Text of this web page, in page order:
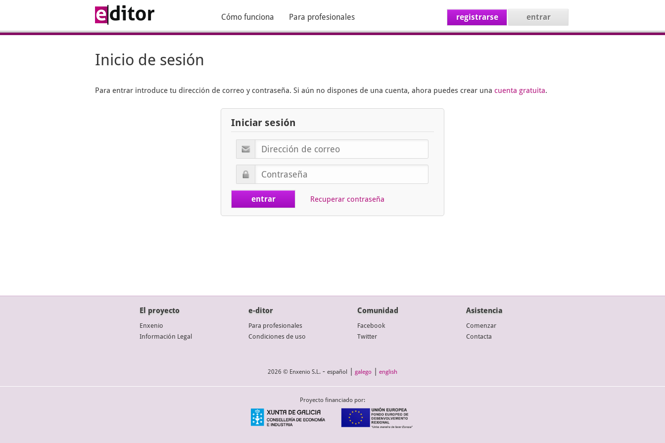
Cómo funciona Para profesionales registrarse entrar
Inicio de sesión
Para entrar introduce tu dirección de correo y contraseña. Si aún no dispones de una cuenta, ahora puedes crear una cuenta gratuita.
Iniciar sesión
Recuperar contraseña
El proyecto
Enxenio
Información Legal
e-ditor
Para profesionales
Condiciones de uso
Comunidad
Facebook
Twitter
Asistencia
Comenzar
Contacta
2026 © Enxenio S.L. - español galego english
Proyecto financiado por: